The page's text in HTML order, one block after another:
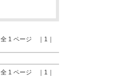
全 1 ページ ｜1｜
全 1 ページ ｜1｜